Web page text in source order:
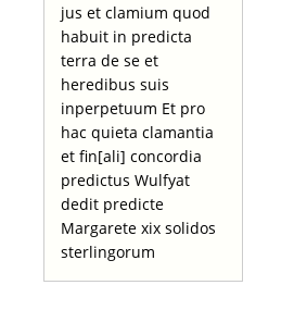
jus et clamium quod
habuit in predicta
terra de se et
heredibus suis
inperpetuum Et pro
hac quieta clamantia
et fin[ali] concordia
predictus Wulfyat
dedit predicte
Margarete xix solidos
sterlingorum